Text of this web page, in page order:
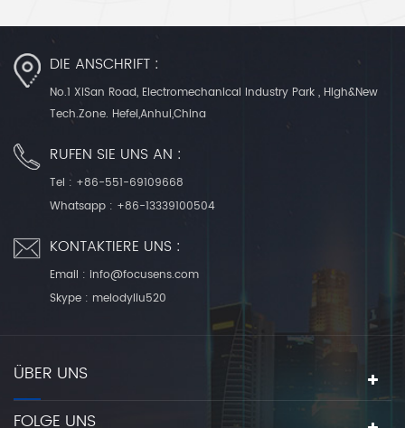
DIE ANSCHRIFT :
No.1 XiSan Road, Electromechanical Industry Park , High&New
Tech.Zone. Hefei,Anhui,China
RUFEN SIE UNS AN :
Tel : +86-551-69109668
Whatsapp : +86-13339100504
KONTAKTIERE UNS :
Email : info@focusens.com
Skype : melodyliu520
ÜBER UNS
FOLGE UNS